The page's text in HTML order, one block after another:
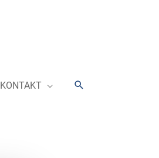
KONTAKT Suchen